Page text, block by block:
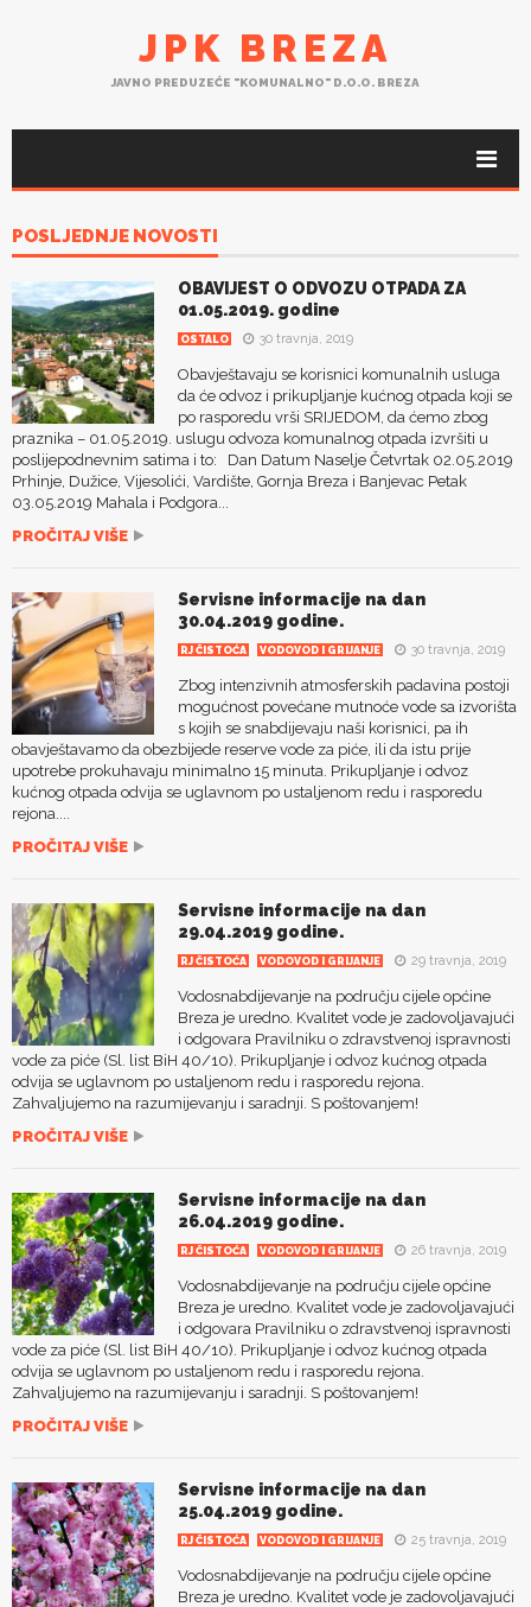
JPK BREZA
JAVNO PREDUZEĆE "KOMUNALNO" D.O.O. BREZA
POSLJEDNJE NOVOSTI
OBAVIJEST O ODVOZU OTPADA ZA
01.05.2019. godine
OSTALO 30 travnja, 2019
Obavještavaju se korisnici komunalnih usluga
da će odvoz i prikupljanje kućnog otpada koji se
po rasporedu vrši SRIJEDOM, da ćemo zbog
praznika – 01.05.2019. uslugu odvoza komunalnog otpada izvršiti u
poslijepodnevnim satima i to: Dan Datum Naselje Četvrtak 02.05.2019
Prhinje, Dužice, Vijesolići, Vardište, Gornja Breza i Banjevac Petak
03.05.2019 Mahala i Podgora...
PROČITAJ VIŠE
Servisne informacije na dan
30.04.2019 godine.
RJ ČISTOĆA VODOVOD I GRIJANJE 30 travnja, 2019
Zbog intenzivnih atmosferskih padavina postoji
mogućnost povećane mutnoće vode sa izvorišta
s kojih se snabdijevaju naši korisnici, pa ih
obavještavamo da obezbijede reserve vode za piće, ili da istu prije
upotrebe prokuhavaju minimalno 15 minuta. Prikupljanje i odvoz
kućnog otpada odvija se uglavnom po ustaljenom redu i rasporedu
rejona....
PROČITAJ VIŠE
Servisne informacije na dan
29.04.2019 godine.
RJ ČISTOĆA VODOVOD I GRIJANJE 29 travnja, 2019
Vodosnabdijevanje na području cijele općine
Breza je uredno. Kvalitet vode je zadovoljavajući
i odgovara Pravilniku o zdravstvenoj ispravnosti
vode za piće (Sl. list BiH 40/10). Prikupljanje i odvoz kućnog otpada
odvija se uglavnom po ustaljenom redu i rasporedu rejona.
Zahvaljujemo na razumijevanju i saradnji. S poštovanjem!
PROČITAJ VIŠE
Servisne informacije na dan
26.04.2019 godine.
RJ ČISTOĆA VODOVOD I GRIJANJE 26 travnja, 2019
Vodosnabdijevanje na području cijele općine
Breza je uredno. Kvalitet vode je zadovoljavajući
i odgovara Pravilniku o zdravstvenoj ispravnosti
vode za piće (Sl. list BiH 40/10). Prikupljanje i odvoz kućnog otpada
odvija se uglavnom po ustaljenom redu i rasporedu rejona.
Zahvaljujemo na razumijevanju i saradnji. S poštovanjem!
PROČITAJ VIŠE
Servisne informacije na dan
25.04.2019 godine.
RJ ČISTOĆA VODOVOD I GRIJANJE 25 travnja, 2019
Vodosnabdijevanje na području cijele općine
Breza je uredno. Kvalitet vode je zadovoljavajući